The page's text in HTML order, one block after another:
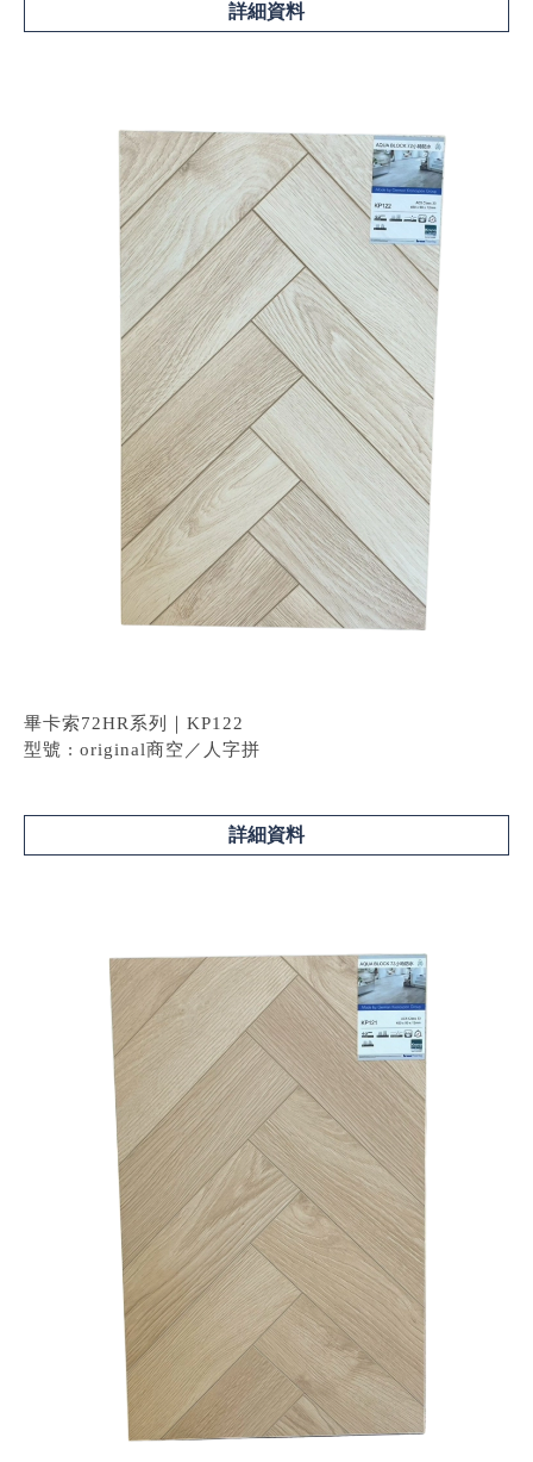
詳細資料
畢卡索72HR系列｜KP122
型號 : original商空／人字拼
詳細資料